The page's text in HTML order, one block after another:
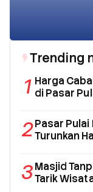
Trending
1 Harga
di Pasar
2Pasar Pulai
Turunkan
3Masjid
Tarik